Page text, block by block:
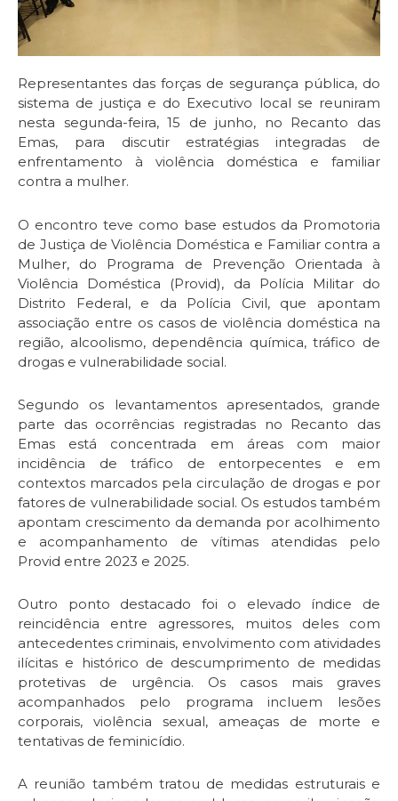
Representantes das forças de segurança pública, do
sistema de justiça e do Executivo local se reuniram
nesta segunda-feira, 15 de junho, no Recanto das
Emas, para discutir estratégias integradas de
enfrentamento à violência doméstica e familiar
contra a mulher.
O encontro teve como base estudos da Promotoria
de Justiça de Violência Doméstica e Familiar contra a
Mulher, do Programa de Prevenção Orientada à
Violência Doméstica (Provid), da Polícia Militar do
Distrito Federal, e da Polícia Civil, que apontam
associação entre os casos de violência doméstica na
região, alcoolismo, dependência química, tráfico de
drogas e vulnerabilidade social.
Segundo os levantamentos apresentados, grande
parte das ocorrências registradas no Recanto das
Emas está concentrada em áreas com maior
incidência de tráfico de entorpecentes e em
contextos marcados pela circulação de drogas e por
fatores de vulnerabilidade social. Os estudos também
apontam crescimento da demanda por acolhimento
e acompanhamento de vítimas atendidas pelo
Provid entre 2023 e 2025.
Outro ponto destacado foi o elevado índice de
reincidência entre agressores, muitos deles com
antecedentes criminais, envolvimento com atividades
ilícitas e histórico de descumprimento de medidas
protetivas de urgência. Os casos mais graves
acompanhados pelo programa incluem lesões
corporais, violência sexual, ameaças de morte e
tentativas de feminicídio.
A reunião também tratou de medidas estruturais e